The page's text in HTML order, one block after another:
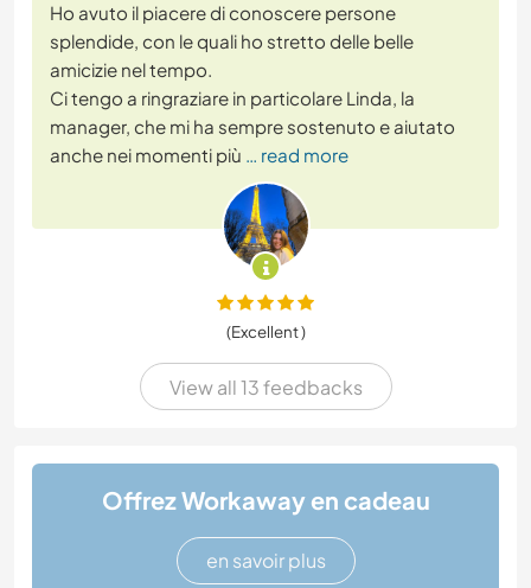
Ho avuto il piacere di conoscere persone
splendide, con le quali ho stretto delle belle
amicizie nel tempo.
Ci tengo a ringraziare in particolare Linda, la
manager, che mi ha sempre sostenuto e aiutato
anche nei momenti più … read more
(Excellent )
View all 13 feedbacks
Offrez Workaway en cadeau
en savoir plus